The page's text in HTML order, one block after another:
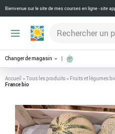
Bienvenue sur le site de mes courses en ligne - site
Changer de magasin
Accueil >Tous les produits> Fruits et légumes
France bio